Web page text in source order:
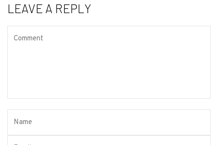
LEAVE A REPLY